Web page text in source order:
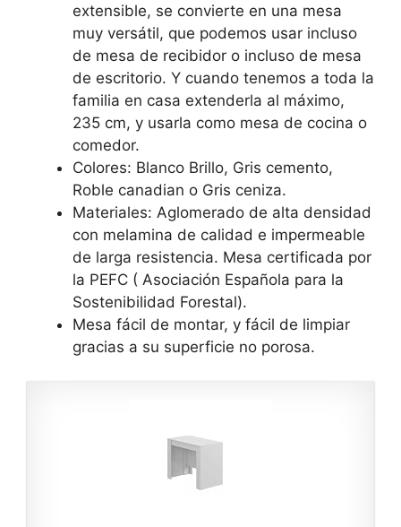
extensible, se convierte en una mesa
muy versátil, que podemos usar incluso
de mesa de recibidor o incluso de mesa
de escritorio. Y cuando tenemos a toda la
familia en casa extenderla al máximo,
235 cm, y usarla como mesa de cocina o
comedor.
Colores: Blanco Brillo, Gris cemento,
Roble canadian o Gris ceniza.
Materiales: Aglomerado de alta densidad
con melamina de calidad e impermeable
de larga resistencia. Mesa certificada por
la PEFC ( Asociación Española para la
Sostenibilidad Forestal).
Mesa fácil de montar, y fácil de limpiar
gracias a su superficie no porosa.